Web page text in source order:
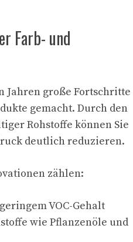
Farb- und
Jahren große Fortschritte
gemacht. Durch den
Rohstoffe können Sie
deutlich reduzieren.
zählen:
VOC-Gehalt
wie Pflanzenöle und